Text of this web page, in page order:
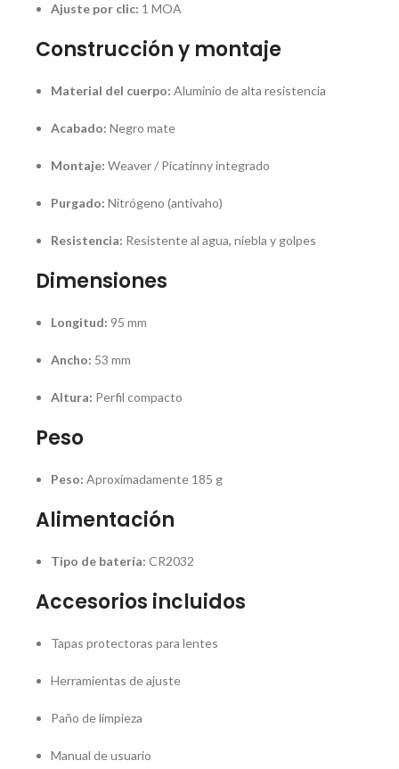
Ajuste por clic: 1 MOA
Construcción y montaje
Material del cuerpo: Aluminio de alta resistencia
Acabado: Negro mate
Montaje: Weaver / Picatinny integrado
Purgado: Nitrógeno (antivaho)
Resistencia: Resistente al agua, niebla y golpes
Dimensiones
Longitud: 95 mm
Ancho: 53 mm
Altura: Perfil compacto
Peso
Peso: Aproximadamente 185 g
Alimentación
Tipo de batería: CR2032
Accesorios incluidos
Tapas protectoras para lentes
Herramientas de ajuste
Paño de limpieza
Manual de usuario